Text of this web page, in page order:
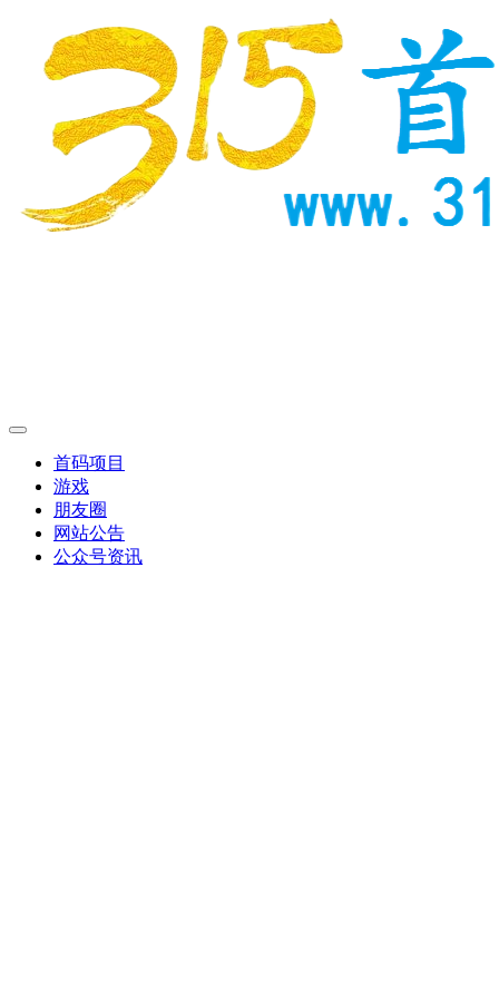
首码项目
游戏
朋友圈
网站公告
公众号资讯